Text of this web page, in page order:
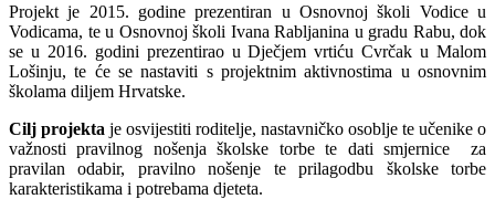
Projekt je 2015. godine prezentiran u Osnovnoj školi Vodice u
Vodicama, te u Osnovnoj školi Ivana Rabljanina u gradu Rabu, dok
se u 2016. godini prezentirao u Dječjem vrtiću Cvrčak u Malom
Lošinju, te će se nastaviti s projektnim aktivnostima u osnovnim
školama diljem Hrvatske.
Cilj projekta je osvijestiti roditelje, nastavničko osoblje te učenike o
važnosti pravilnog nošenja školske torbe te dati smjernice za
pravilan odabir, pravilno nošenje te prilagodbu školske torbe
karakteristikama i potrebama djeteta.